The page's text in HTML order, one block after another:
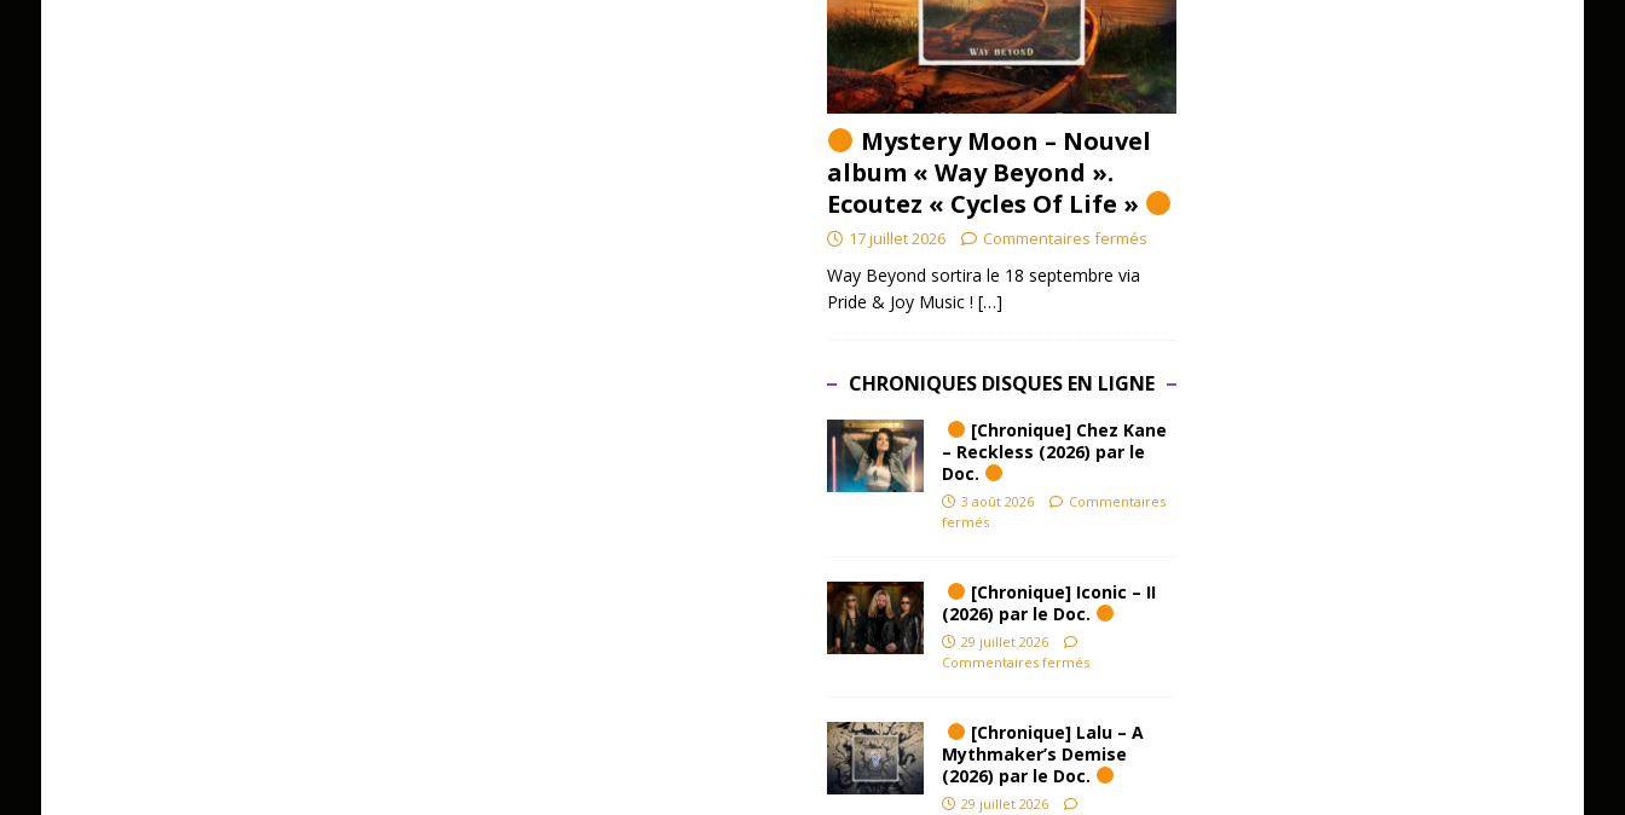
Mystery Moon – Nouvel
album « Way Beyond ».
Ecoutez « Cycles Of Life »
17 juillet 2026 Commentaires fermés
Way Beyond sortira le 18 septembre via
Pride & Joy Music ! […]
CHRONIQUES DISQUES EN LIGNE
[Chronique] Chez Kane
– Reckless (2026) par le
Doc.
3 août 2026
Commentaires
fermés
[Chronique] Iconic – II
(2026) par le Doc.
29 juillet 2026
Commentaires fermés
[Chronique] Lalu – A
Mythmaker’s Demise
(2026) par le Doc.
29 juillet 2026